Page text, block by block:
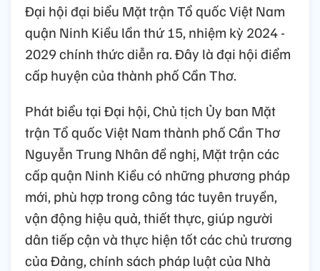
Đại hội đại biểu Mặt trận Tổ quốc Việt Nam
quận Ninh Kiều lần thứ 15, nhiệm kỳ 2024 -
2029 chính thức diễn ra. Đây là đại hội điểm
cấp huyện của thành phố Cần Thơ.
Phát biểu tại Đại hội, Chủ tịch Ủy ban Mặt
trận Tổ quốc Việt Nam thành phố Cần Thơ
Nguyễn Trung Nhân đề nghị, Mặt trận các
cấp quận Ninh Kiều có những phương pháp
mới, phù hợp trong công tác tuyên truyền,
vận động hiệu quả, thiết thực, giúp người
dân tiếp cận và thực hiện tốt các chủ trương
của Đảng, chính sách pháp luật của Nhà